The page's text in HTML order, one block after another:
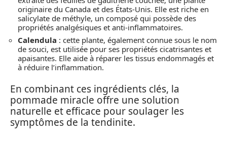
originaire du Canada et des États-Unis. Elle est riche en
salicylate de méthyle, un composé qui possède des
propriétés analgésiques et anti-inflammatoires.
Calendula : cette plante, également connue sous le nom
de souci, est utilisée pour ses propriétés cicatrisantes et
apaisantes. Elle aide à réparer les tissus endommagés et
à réduire l’inflammation.
En combinant ces ingrédients clés, la
pommade miracle offre une solution
naturelle et efficace pour soulager les
symptômes de la tendinite.